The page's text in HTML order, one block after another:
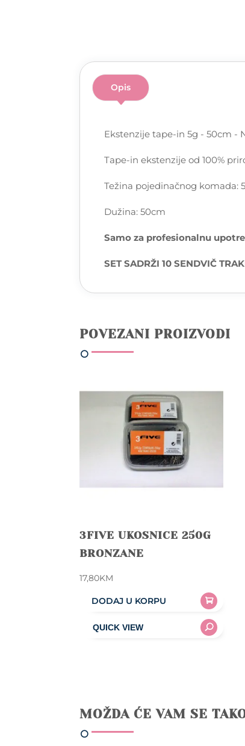
Opis
Ekstenzije tape-in 5g - 50cm -
Tape-in ekstenzije od 100%
Težina pojedinačnog komada:
Dužina: 50cm
Samo za profesionalnu
SET SADRŽI 10 SENDVIČ
POVEZANI PROIZVODI
3FIVE UKOSNICE 250G
BRONZANE
17,80KM
DODAJ U KORPU
MOŽDA ĆE VAM SE